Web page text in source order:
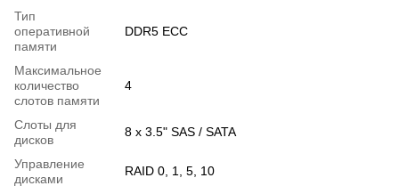
Тип
оперативной
памяти
DDR5 ECC
Максимальное
количество
слотов памяти
4
Слоты для
дисков
8 x 3.5" SAS / SATA
Управление
дисками
RAID 0, 1, 5, 10